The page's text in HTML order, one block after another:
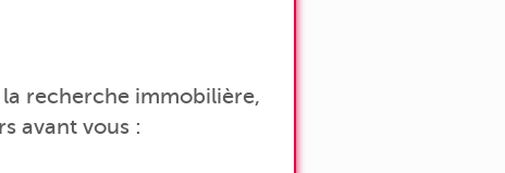
recherche immobilière,
avant vous :